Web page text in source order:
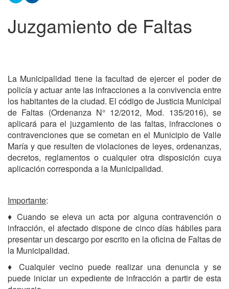
Juzgamiento de Faltas
La Municipalidad tiene la facultad de ejercer el poder de
policía y actuar ante las infracciones a la convivencia entre
los habitantes de la ciudad. El código de Justicia Municipal
de Faltas (Ordenanza N° 12/2012, Mod. 135/2016), se
aplicará para el juzgamiento de las faltas, infracciones o
contravenciones que se cometan en el Municipio de Valle
María y que resulten de violaciones de leyes, ordenanzas,
decretos, reglamentos o cualquier otra disposición cuya
aplicación corresponda a la Municipalidad.
Importante:
♦ Cuando se eleva un acta por alguna contravención o
infracción, el afectado dispone de cinco días hábiles para
presentar un descargo por escrito en la oficina de Faltas de
la Municipalidad.
♦ Cualquier vecino puede realizar una denuncia y se
puede iniciar un expediente de infracción a partir de esta